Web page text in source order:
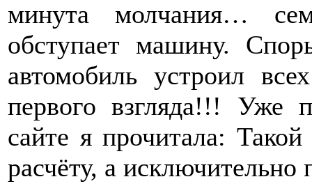
минута молчания…
обступает машину.
автомобиль устроил
первого взгляда!!! Уже
сайте я прочитала:
расчёту, а